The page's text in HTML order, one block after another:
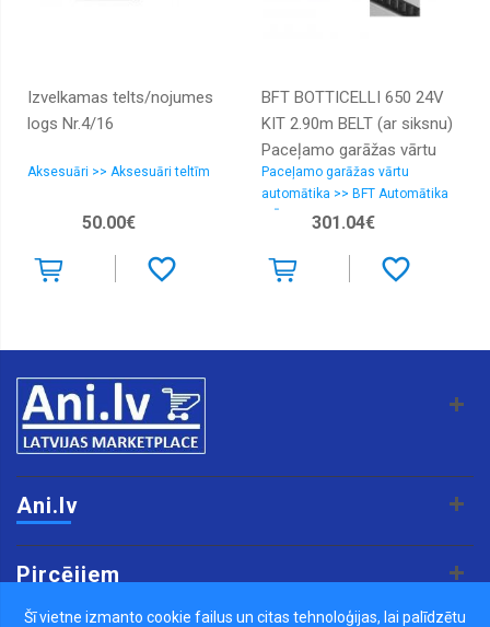
Izvelkamas telts/nojumes
logs Nr.4/16
Aksesuāri >> Aksesuāri teltīm
50.00€
BFT BOTTICELLI 650 24V
KIT 2.90m BELT (ar siksnu)
Paceļamo garāžas vārtu
automātika
Paceļamo garāžas vārtu
automātika >> BFT Automātika
301.04€
Ani.lv
Pircējiem
Šī vietne izmanto cookie failus un citas tehnoloģijas, lai palīdzētu